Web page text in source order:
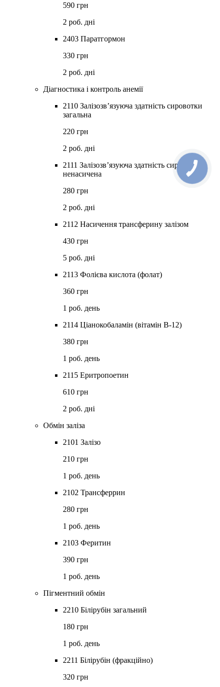
590 грн
2 роб. дні
2403 Паратгормон
330 грн
2 роб. дні
Діагностика і контроль анемії
2110 Залізозв’язуюча здатність сировотки
загальна
220 грн
2 роб. дні
2111 Залізозв’язуюча здатність сировотки
ненасичена
280 грн
2 роб. дні
2112 Насичення трансферину залізом
430 грн
5 роб. дні
2113 Фолієва кислота (фолат)
360 грн
1 роб. день
2114 Ціанокобаламін (вітамін В-12)
380 грн
1 роб. день
2115 Еритропоетин
610 грн
2 роб. дні
Обмін заліза
2101 Залізо
210 грн
1 роб. день
2102 Трансферрин
280 грн
1 роб. день
2103 Феритин
390 грн
1 роб. день
Пігментний обмін
2210 Білірубін загальний
180 грн
1 роб. день
2211 Білірубін (фракційно)
320 грн